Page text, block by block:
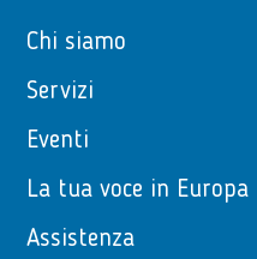
Chi siamo
Servizi
Eventi
La tua voce in Europa
Assistenza